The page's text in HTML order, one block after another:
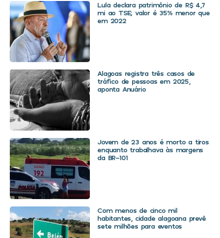
Lula declara patrimônio de R$ 4,7
mi ao TSE; valor é 35% menor que
em 2022
Alagoas registra três casos de
tráfico de pessoas em 2025,
aponta Anuário
Jovem de 23 anos é morto a tiros
enquanto trabalhava às margens
da BR-101
Com menos de cinco mil
habitantes, cidade alagoana prevê
sete milhões para eventos